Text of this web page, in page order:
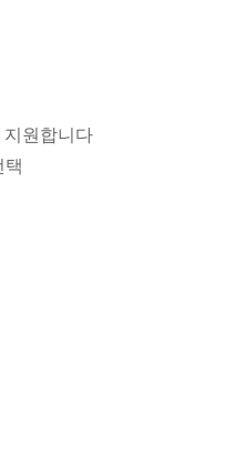
지원합니다
택